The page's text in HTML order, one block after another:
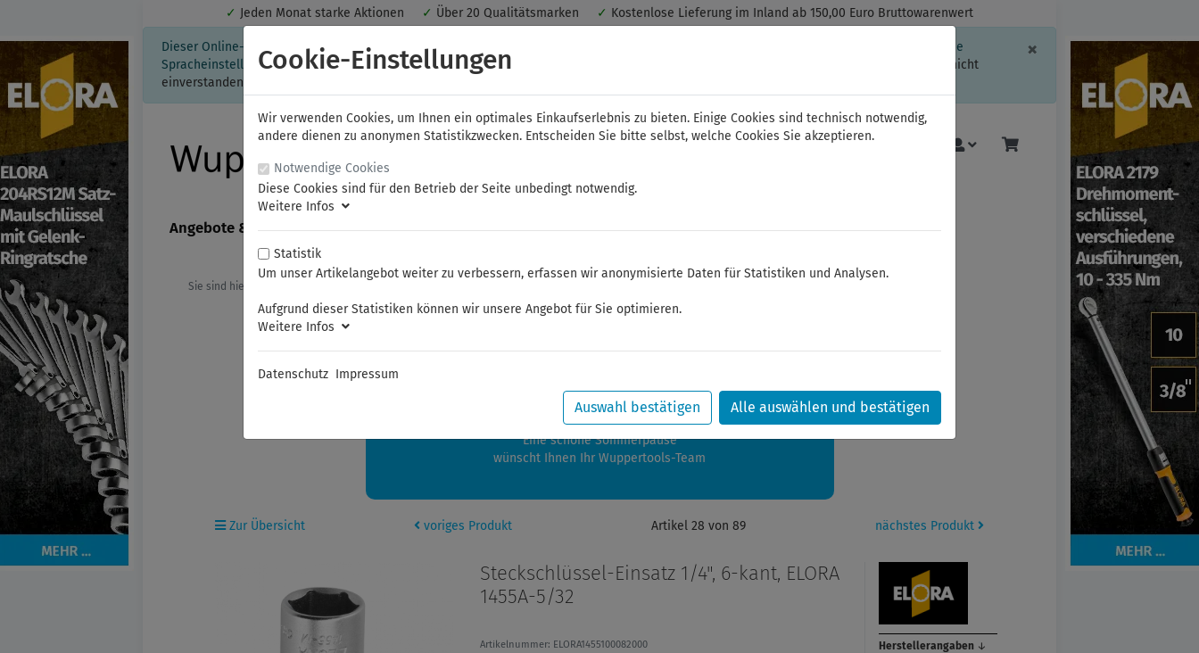
✓ Jeden Monat starke Aktionen ✓ Über 20 Qualitätsmarken ✓ Kostenlose Lieferung im Inland ab 150,00 Euro Bruttowarenwert
× Schließen
Dieser Online-Shop verwendet Cookies für ein optimales Einkaufserlebnis. Dabei werden beispielsweise die Session-Informationen oder die
Spracheinstellung auf Ihrem Rechner gespeichert. Ohne Cookies ist der Funktionsumfang des Online-Shops eingeschränkt.
Sind Sie damit nicht
einverstanden, klicken Sie bitte hier.
Angebote & Neuheiten FAMAG NWS ELORA FELO Bauer & Böcker Mehr
Sie sind hier:
Sommerferien
zwischen 28.07.2026 und 21.08.2026 machen auch wir Urlaub.
Ihre Bestellungen in diesem Zeitraum werden ab dem 24.08.2026 verschickt.
Eine schöne Sommerpause
wünscht Ihnen Ihr Wuppertools-Team
Zur Übersicht voriges Produkt Artikel 28 von 89 nächstes Produkt
Steckschlüssel-Einsatz 1/4", 6-kant, ELORA
1455A-5/32
Artikelnummer: ELORA1455100082000 Herstellerangaben ↓
Cookie-Einstellungen
Wir verwenden Cookies, um Ihnen ein optimales Einkaufserlebnis zu bieten. Einige Cookies sind technisch notwendig,
andere dienen zu anonymen Statistikzwecken. Entscheiden Sie bitte selbst, welche Cookies Sie akzeptieren.
Notwendige Cookies
Diese Cookies sind für den Betrieb der Seite unbedingt notwendig.
Weitere Infos
Statistik
Um unser Artikelangebot weiter zu verbessern, erfassen wir anonymisierte Daten für Statistiken und Analysen.
Aufgrund dieser Statistiken können wir unsere Angebot für Sie optimieren.
Weitere Infos
Datenschutz Impressum
Auswahl bestätigen Alle auswählen und bestätigen